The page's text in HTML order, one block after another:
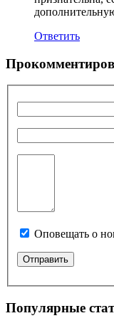
Ответить
Оповещать о
Популярные